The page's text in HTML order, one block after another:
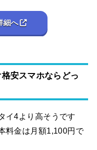
細へ
安スマホならどっ
イ4より高そうです
料金は月額1,100円で